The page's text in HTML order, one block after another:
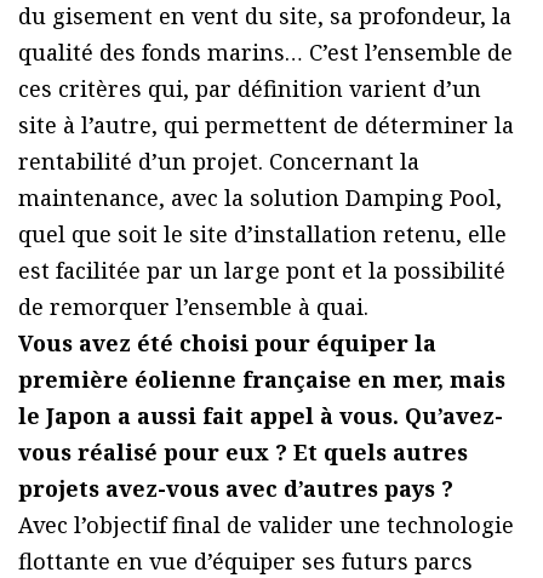
du gisement en vent du site, sa profondeur, la
qualité des fonds marins… C’est l’ensemble de
ces critères qui, par définition varient d’un
site à l’autre, qui permettent de déterminer la
rentabilité d’un projet. Concernant la
maintenance, avec la solution Damping Pool,
quel que soit le site d’installation retenu, elle
est facilitée par un large pont et la possibilité
de remorquer l’ensemble à quai.
Vous avez été choisi pour équiper la
première éolienne française en mer, mais
le Japon a aussi fait appel à vous. Qu’avez-
vous réalisé pour eux ? Et quels autres
projets avez-vous avec d’autres pays ?
Avec l’objectif final de valider une technologie
flottante en vue d’équiper ses futurs parcs